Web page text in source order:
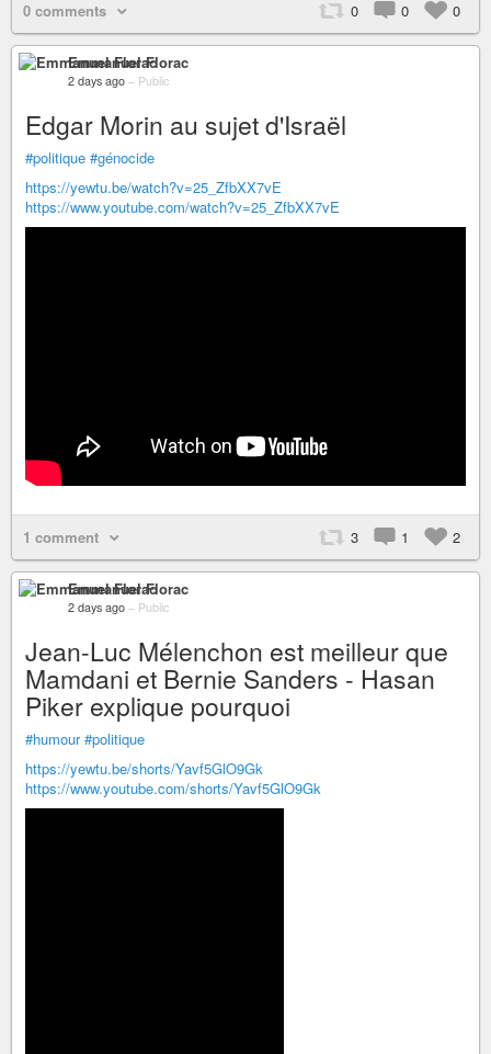
0 comments 0 0 0
Emmanuel Florac
2 days ago – Public
Edgar Morin au sujet d'Israël
#politique #génocide
https://yewtu.be/watch?v=25_ZfbXX7vE
https://www.youtube.com/watch?v=25_ZfbXX7vE
1 comment 3 1 2
Emmanuel Florac
2 days ago – Public
Jean-Luc Mélenchon est meilleur que
Mamdani et Bernie Sanders - Hasan
Piker explique pourquoi
#humour #politique
https://yewtu.be/shorts/Yavf5GlO9Gk
https://www.youtube.com/shorts/Yavf5GlO9Gk